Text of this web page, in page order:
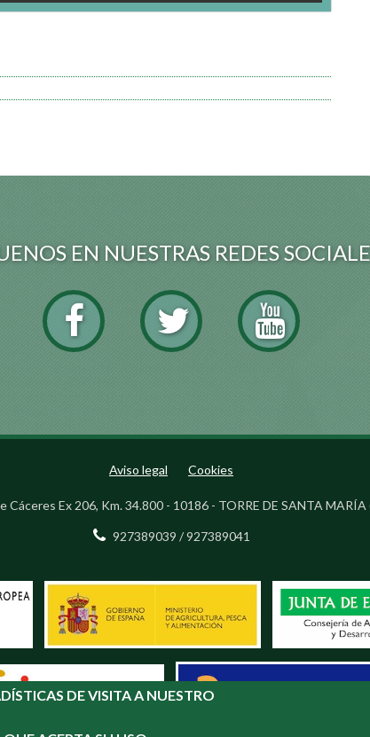
EN NUESTRAS REDES
Aviso legal Cookies
Cáceres Ex 206, Km. 34.800 - 10186 - TORRE DE SANTA MARÍA
927389039 / 927389041
DE VISITA A NUESTRO